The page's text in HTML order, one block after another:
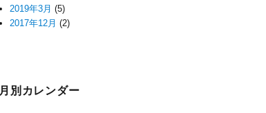
2019年3月 (5)
2017年12月 (2)
月別カレンダー